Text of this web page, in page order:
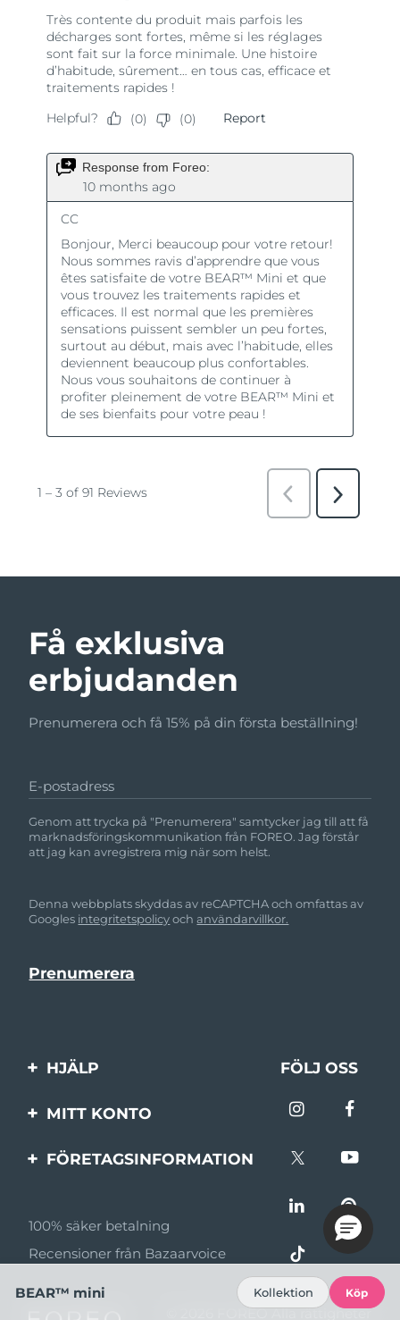
Få exklusiva
erbjudanden
Prenumerera och få 15% på din första beställning!
E-postadress
Genom att trycka på "Prenumerera" samtycker jag till att få
marknadsföringskommunikation från FOREO. Jag förstår
att jag kan avregistrera mig när som helst.
Denna webbplats skyddas av reCAPTCHA och omfattas av
Googles integritetspolicyochanvändarvillkor.
HJÄLP
Kontakta oss
FÖLJ OSS
MITT KONTO
Produktregistrering
FÖRETAGSINFORMATION
Affiliateprogram
Affiliate-nyheter
MYSA
100% säker betalning
Recensioner från Bazaarvoice
© 2026 FOREO Alla rättigheter
BEAR™ mini Kollektion Köp